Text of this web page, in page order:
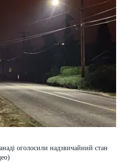
оголосили надзвичайний стан